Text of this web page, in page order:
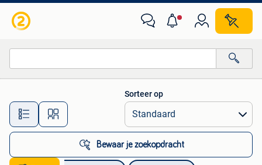
Alle afstanden…
Sorteer op
Bewaar je zoekopdracht